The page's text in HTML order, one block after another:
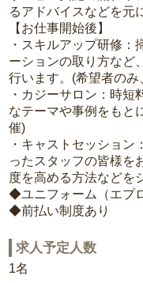
るアドバイスなどを元
【お仕事開始後】
・スキルアップ研修
ーションの取り方など
行います。(希望者のみ
・カジーサロン：時短
なテーマや事例をもと
催)
・キャストセッショ
ったスタッフの皆様を
度を高める方法などを
◆ユニフォーム（エプ
◆前払い制度あり
求人予定人数
1名